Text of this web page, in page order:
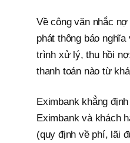
Về công văn nhắc
phát thông báo
trình xử lý, thu hồi
thanh toán nào từ
Eximbank khẳng
Eximbank và khách
(quy định về phí, lãi